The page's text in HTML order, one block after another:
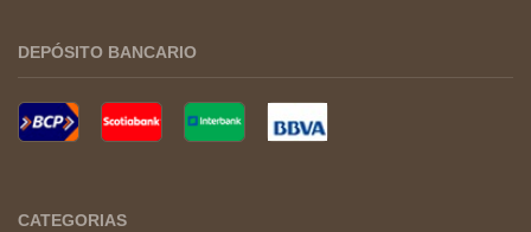
DEPÓSITO BANCARIO
CATEGORIAS